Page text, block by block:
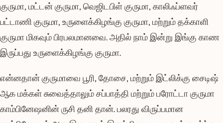
குருமா, மட்டன் குருமா, வெஜிடபிள் குருமா, காலிஃப்ளவர்
பட்டாணி குருமா, உருளைக்கிழங்கு குருமா, மற்றும் தக்காளி
குருமா மிகவும் பிரபலமானவை. அதில் நாம் இன்று இங்கு காண
இருப்பது உருளைக்கிழங்கு குருமா.
என்னதான் குருமாவை பூரி, தோசை, மற்றும் இட்லிக்கு சைடிஷ்
ஆக மக்கள் சுவைத்தாலும் சப்பாத்தி மற்றும் பரோட்டா குருமா
காம்பினேஷனின் ருசி தனி தான். பலரது விருப்பமான